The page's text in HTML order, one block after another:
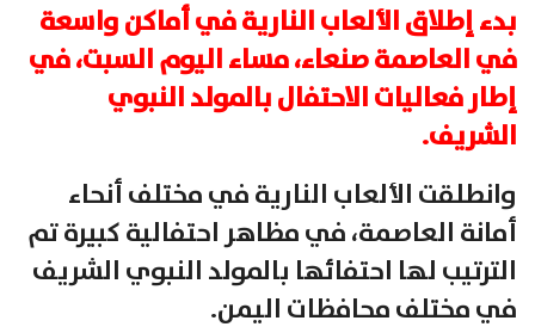
بدء إطلاق الألعاب النارية في أماكن واسعة
في العاصمة صنعاء، مساء اليوم السبت، في
إطار فعاليات الاحتفال بالمولد النبوي
الشريف.
وانطلقت الألعاب النارية في مختلف أنحاء
أمانة العاصمة، في مظاهر احتفالية كبيرة تم
الترتيب لها احتفائها بالمولد النبوي الشريف
في مختلف محافظات اليمن.